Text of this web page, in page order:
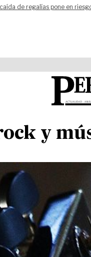
de regalías pone en
y